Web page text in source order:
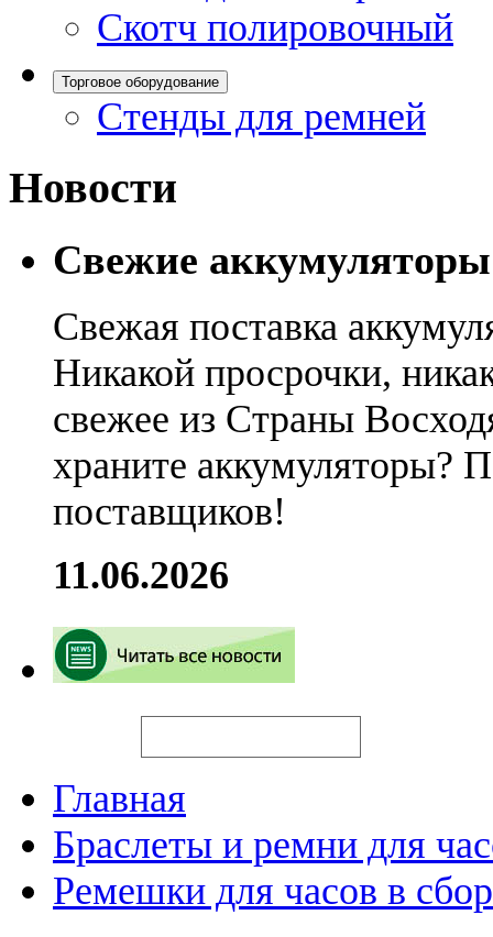
Скотч полировочный
Торговое оборудование
Стенды для ремней
Новости
Свежие
Свежая поставка
Никакой просрочки,
свежее из Страны
храните аккумуляторы?
поставщиков!
11.06.2026
Главная
Браслеты и ремни для
Ремешки для часов в